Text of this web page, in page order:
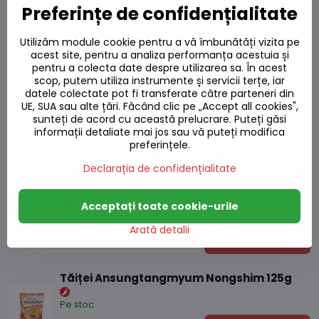
114g
Pe stoc
12,70 L Adaugă la Coș
Tăiței cu cană mare kimchi Nongshim 112g
Pe stoc
Tăiței Jin Ramyun ascuțit 120g
Tăiței Ansungtangmyum Nongshim 125g
Pe stoc
Preferințe de confidențialitate
Utilizăm module cookie pentru a vă îmbunătăți vizita pe
acest site, pentru a analiza performanța acestuia și
pentru a colecta date despre utilizarea sa. În acest
scop, putem utiliza instrumente și servicii terțe, iar
datele colectate pot fi transferate către parteneri din
UE, SUA sau alte țări. Făcând clic pe „Accept all cookies",
sunteți de acord cu această prelucrare. Puteți găsi
informații detaliate mai jos sau vă puteți modifica
preferințele.
Declarația de confidențialitate
Arată detalii
Acceptați toate cookie-urile